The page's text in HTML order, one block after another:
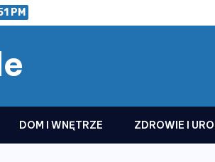
PM
DOM I WNĘTRZE ZDROWIE I